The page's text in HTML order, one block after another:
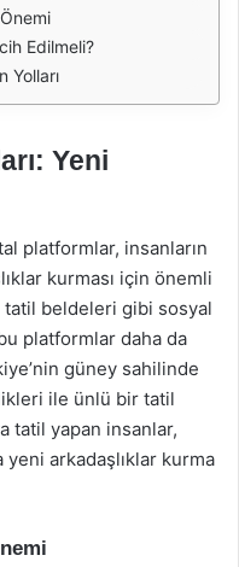
Edilmeli?
Yolları
Yeni
platformlar, insanların
kurması için önemli
beldeleri gibi sosyal
platformlar daha da
güney sahilinde
ile ünlü bir tatil
tatil yapan insanlar,
yeni arkadaşlıklar kurma